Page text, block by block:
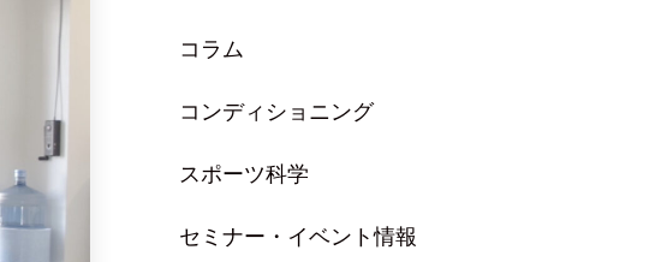
コラム
コンディショニング
スポーツ科学
セミナー・イベント情報